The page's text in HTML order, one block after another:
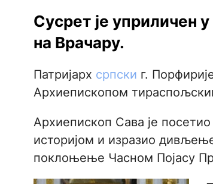
Сусрет је уприличен
на Врачару.
Патријарх српски г.
Архиепископом
Архиепископ Сава је
историјом и изразио
поклоњење Часном Појасу